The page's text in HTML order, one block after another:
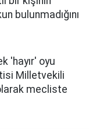
bulunmadığını
'hayır' oyu
Milletvekili
mecliste